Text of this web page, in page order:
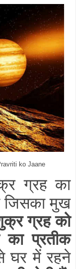
ko Jaane
ग्रह का
जिसका मुख
ग्रह को
का प्रतीक
घर में रहने